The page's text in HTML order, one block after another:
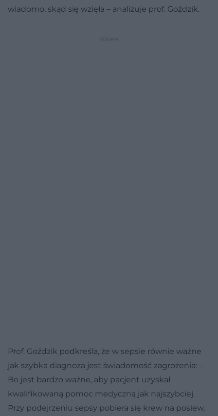
wiadomo, skąd się wzięła – analizuje prof. Goździk.
Prof. Goździk podkreśla, że w sepsie równie ważne
jak szybka diagnoza jest świadomość zagrożenia: –
Bo jest bardzo ważne, aby pacjent uzyskał
kwalifikowaną pomoc medyczną jak najszybciej.
Przy podejrzeniu sepsy pobiera się krew na posiew,